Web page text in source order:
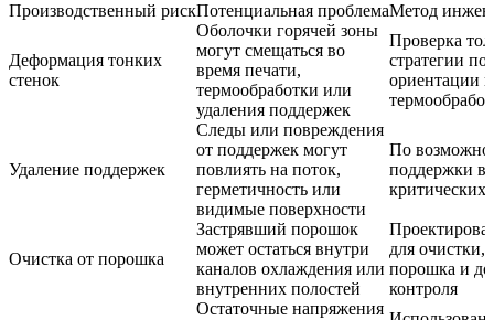
Производственный рискПотенциальная проблемаМетод
Деформация тонких
стенок
Оболочки горячей зоны
могут смещаться во
время печати,
термообработки или
удаления поддержек
Проверка
стратегии
ориентации
Удаление поддержек
Следы или повреждения
от поддержек могут
повлиять на поток,
герметичность или
видимые поверхности
По
поддержки
критических
Очистка от порошка
Застрявший порошок
может остаться внутри
каналов охлаждения или
внутренних полостей
для очистки,
порошка и
контроля
Остаточные напряжения